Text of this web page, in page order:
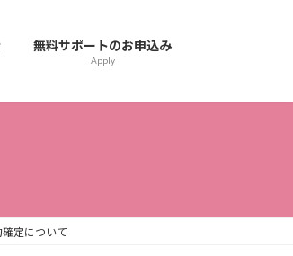
無料サポートのお申込み
Apply
定について